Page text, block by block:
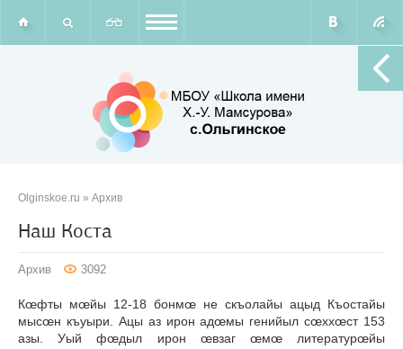
Olginskoe.ru » Архив
Наш Коста
Архив 3092
Кœфты мœйы 12-18 бонмœ не скъолайы ацыд Къостайы
мысœн къуыри. Ацы аз ирон адœмы генийыл сœххœст 153
азы. Уый фœдыл ирон œвзаг œмœ литературœйы